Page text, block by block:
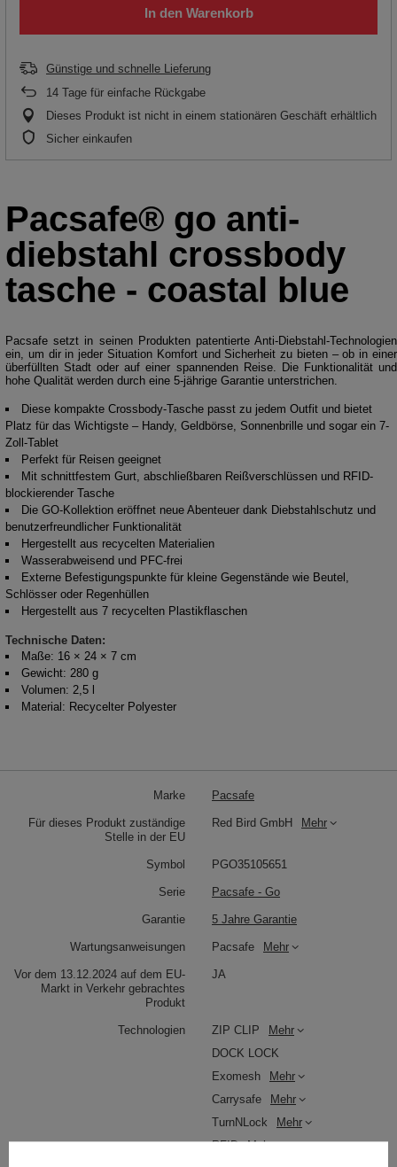
In den Warenkorb
Günstige und schnelle Lieferung
14 Tage für einfache Rückgabe
Dieses Produkt ist nicht in einem stationären Geschäft erhältlich
Sicher einkaufen
Pacsafe® go anti-
diebstahl crossbody
tasche - coastal blue
Pacsafe setzt in seinen Produkten patentierte Anti-Diebstahl-Technologien
ein, um dir in jeder Situation Komfort und Sicherheit zu bieten – ob in einer
überfüllten Stadt oder auf einer spannenden Reise. Die Funktionalität und
hohe Qualität werden durch eine 5-jährige Garantie unterstrichen.
Diese kompakte Crossbody-Tasche passt zu jedem Outfit und bietet
Platz für das Wichtigste – Handy, Geldbörse, Sonnenbrille und sogar ein 7-
Zoll-Tablet
Perfekt für Reisen geeignet
Mit schnittfestem Gurt, abschließbaren Reißverschlüssen und RFID-
blockierender Tasche
Die GO-Kollektion eröffnet neue Abenteuer dank Diebstahlschutz und
benutzerfreundlicher Funktionalität
Hergestellt aus recycelten Materialien
Wasserabweisend und PFC-frei
Externe Befestigungspunkte für kleine Gegenstände wie Beutel,
Schlösser oder Regenhüllen
Hergestellt aus 7 recycelten Plastikflaschen
Technische Daten:
Maße: 16 × 24 × 7 cm
Gewicht: 280 g
Volumen: 2,5 l
Material: Recycelter Polyester
Marke Pacsafe
Für dieses Produkt zuständige
Stelle in der EU
Red Bird GmbH Mehr
Symbol PGO35105651
Serie Pacsafe - Go
Garantie 5 Jahre Garantie
Wartungsanweisungen Pacsafe Mehr
Vor dem 13.12.2024 auf dem EU-
Markt in Verkehr gebrachtes
Produkt
JA
Technologien ZIP CLIP
Mehr
DOCK LOCK
Exomesh
Mehr
Carrysafe
Mehr
TurnNLock
Mehr
RFID
Mehr